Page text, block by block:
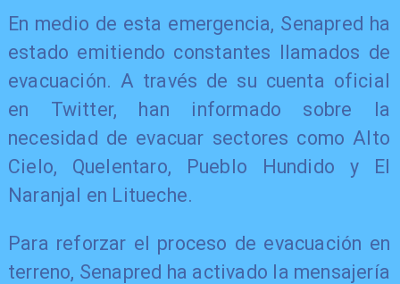
En medio de esta emergencia, Senapred ha
estado emitiendo constantes llamados de
evacuación. A través de su cuenta oficial
en Twitter, han informado sobre la
necesidad de evacuar sectores como Alto
Cielo, Quelentaro, Pueblo Hundido y El
Naranjal en Litueche.
Para reforzar el proceso de evacuación en
terreno, Senapred ha activado la mensajería